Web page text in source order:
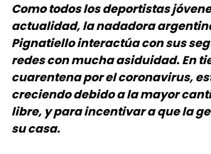
Como todos los deportistas
actualidad, la nadadora
Pignatiello interactúa con sus
redes con mucha asiduidad. En
cuarentena por el coronavirus,
creciendo debido a la mayor
libre, y para incentivar a que la
su casa.